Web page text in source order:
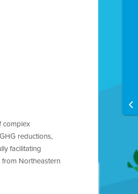
complex
reductions,
facilitating
Northeastern